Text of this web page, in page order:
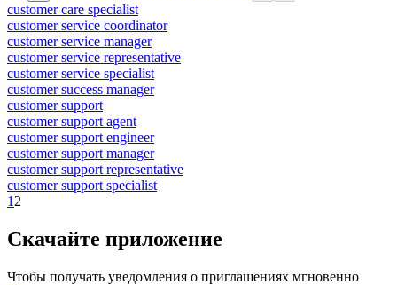
customer care specialist
customer service coordinator
customer service manager
customer service representative
customer service specialist
customer success manager
customer support
customer support agent
customer support engineer
customer support manager
customer support representative
customer support specialist
1 2
Скачайте приложение
Чтобы получать уведомления о приглашениях мгновенно